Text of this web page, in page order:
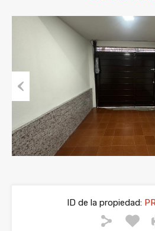
ID de la propiedad: